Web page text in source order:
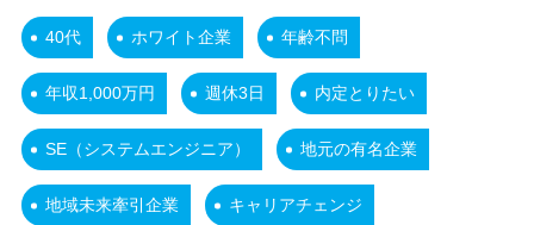
40代 ホワイト企業 年齢不問
年収1,000万円 週休3日 内定とりたい
SE（システムエンジニア） 地元の有名企業
地域未来牽引企業 キャリアチェンジ